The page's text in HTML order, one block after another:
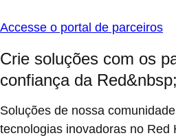
Accesse o portal de parceiros
Crie soluções com os
confiança da
Soluções de nossa
tecnologias inovadoras no Red